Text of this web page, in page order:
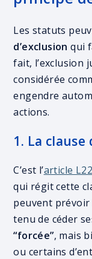
Les statuts
d’exclusion qui
fait, l’exclusion
considérée
engendre
actions.
1. La
C’est l’article
qui régit cette
peuvent prévoir
tenu de céder
“forcée”, mais
ou certains